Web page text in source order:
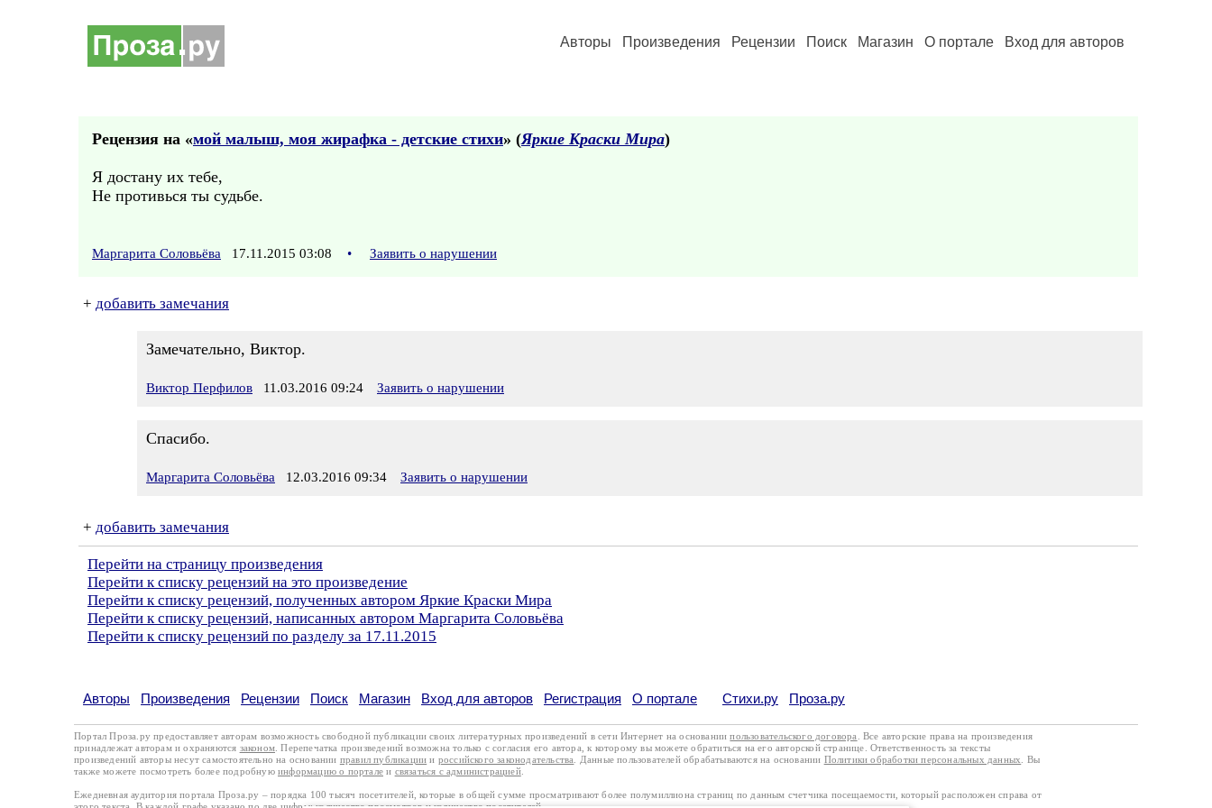
Авторы Произведения Рецензии Поиск Магазин О портале Вход для авторов
Рецензия на «мой малыш, моя жирафка - детские стихи» (Яркие Краски Мира)
Я достану их тебе,
Не противься ты судьбе.
Маргарита Соловьёва 17.11.2015 03:08 • Заявить о нарушении
+ добавить замечания
Замечательно, Виктор.
Виктор Перфилов 11.03.2016 09:24 Заявить о нарушении
Спасибо.
Маргарита Соловьёва 12.03.2016 09:34 Заявить о нарушении
+ добавить замечания
Перейти на страницу произведения
Перейти к списку рецензий на это произведение
Перейти к списку рецензий, полученных автором Яркие Краски Мира
Перейти к списку рецензий, написанных автором Маргарита Соловьёва
Перейти к списку рецензий по разделу за 17.11.2015
Авторы Произведения Рецензии Поиск Магазин Вход для авторов Регистрация О портале Стихи.ру Проза.ру
Портал Проза.ру предоставляет авторам возможность свободной публикации своих литературных произведений в сети Интернет на основаниипользовательского договора
. Все авторские права на произведения
принадлежат авторам и охраняются законом . Перепечатка произведений возможна только с согласия его автора, к которому вы можете обратиться на его авторской странице. Ответственность за тексты
произведений авторы несут самостоятельно на основании правил публикации и российского законодательства . Данные пользователей обрабатываются на основании Политики обработки персональных данных
. Вы
также можете посмотреть более подробную информацию о портале и связаться с администрацией.
Ежедневная аудитория портала Проза.ру – порядка 100 тысяч посетителей, которые в общей сумме просматривают более полумиллиона страниц по данным счетчика посещаемости, который расположен справа от